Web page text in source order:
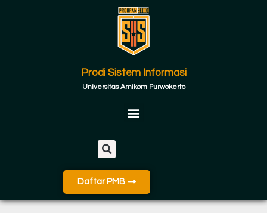
Prodi Sistem Informasi
Universitas Amikom Purwokerto
Daftar PMB